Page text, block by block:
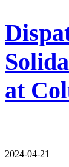
at
2024-04-21